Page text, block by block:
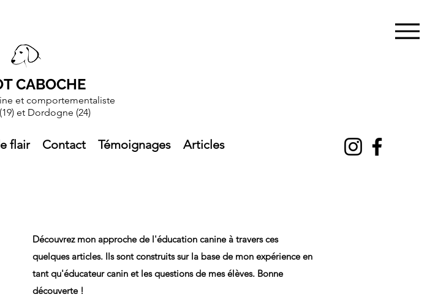
CABOCHE
et comportementaliste
et Dordogne (24)
flair Contact Témoignages Articles
Découvrez mon approche de l'éducation canine à travers ces
quelques articles. Ils sont construits sur la base de mon expérience en
tant qu'éducateur canin et les questions de mes élèves. Bonne
découverte !